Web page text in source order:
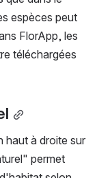
espèces peut
FlorApp, les
téléchargées
haut à droite sur
permet